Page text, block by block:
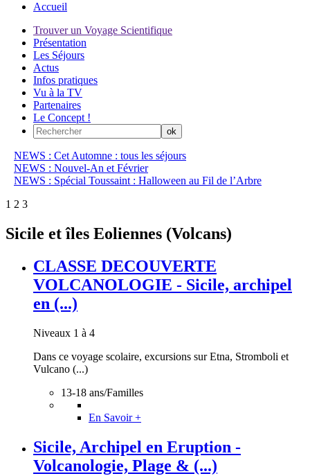
Accueil
Trouver un Voyage Scientifique
Présentation
Les Séjours
Actus
Infos pratiques
Vu à la TV
Partenaires
Le Concept !
NEWS : Cet Automne : tous les séjours
NEWS : Nouvel-An et Février
NEWS : Spécial Toussaint : Halloween au Fil de l’Arbre
1 2 3
Sicile et îles Eoliennes (Volcans)
CLASSE DECOUVERTE
VOLCANOLOGIE - Sicile, archipel
en (...)
Niveaux 1 à 4
Dans ce voyage scolaire, excursions sur Etna, Stromboli et
Vulcano (...)
13-18 ans/Familles
En Savoir +
Sicile, Archipel en Eruption -
Volcanologie, Plage & (...)